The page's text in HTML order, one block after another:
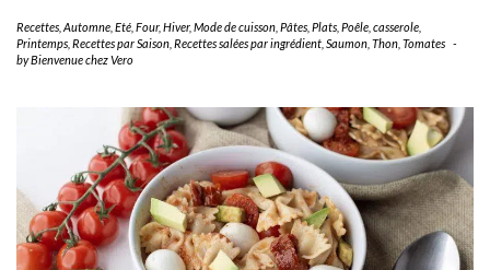
Recettes Automne Eté Four, Hiver, Mode de cuisson Pâtes Plats Poêle, casserole
Printemps Recettes par Saison Recettes salées par ingrédient Saumon Thon Tomates -
byBienvenue chez Vero